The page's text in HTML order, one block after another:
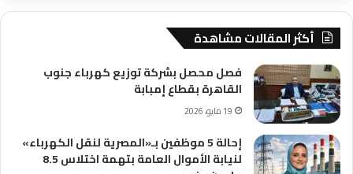
أكثر المقالات مشاهدة
فصل محصل بشركة توزيع كهرباء جنوب
القاهرة بقطاع إمبابة
19 مايو، 2026
إحالة 5 موظفين بـ«المصرية لنقل الكهرباء»
لنيابة الأموال العامة بتهمة اختلاس 8.5